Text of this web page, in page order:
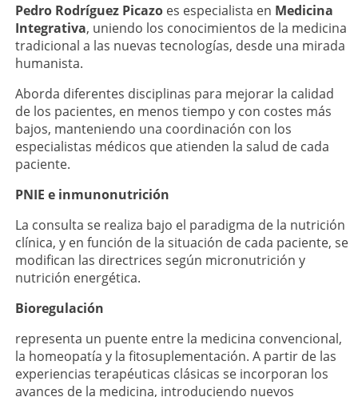
Pedro Rodríguez Picazoes especialista en Medicina
Integrativa, uniendo los conocimientos de la medicina
tradicional a las nuevas tecnologías, desde una mirada
humanista.
Aborda diferentes disciplinas para mejorar la calidad
de los pacientes, en menos tiempo y con costes más
bajos, manteniendo una coordinación con los
especialistas médicos que atienden la salud de cada
paciente.
PNIE e inmunonutrición
La consulta se realiza bajo el paradigma de la nutrición
clínica, y en función de la situación de cada paciente, se
modifican las directrices según micronutrición y
nutrición energética.
Bioregulación
representa un puente entre la medicina convencional,
la homeopatía y la fitosuplementación. A partir de las
experiencias terapéuticas clásicas se incorporan los
avances de la medicina, introduciendo nuevos